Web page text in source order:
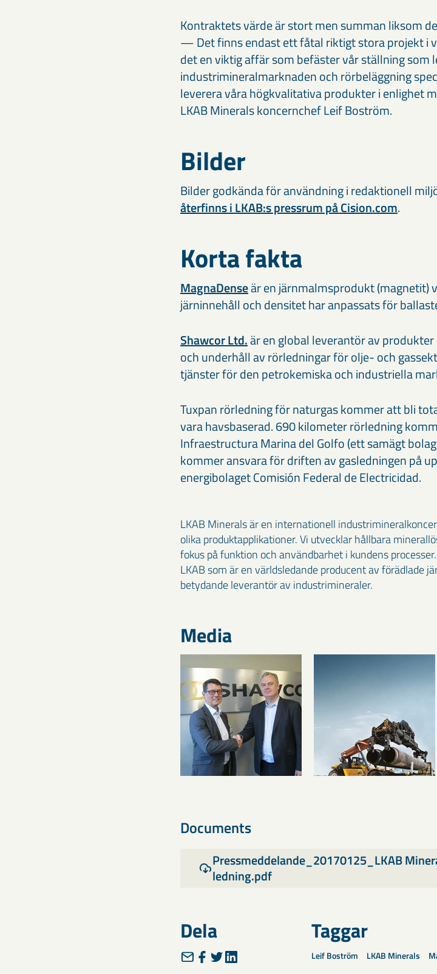
Kontraktets värde är stort men summan liksom
— Det finns endast ett fåtal riktigt stora projekt i
det en viktig affär som befäster vår ställning
industrimineralmarknaden och rörbeläggning
leverera våra högkvalitativa produkter i enlighet
LKAB Minerals koncernchef Leif Boström.
Bilder
Bilder godkända för användning i redaktionell
återfinns i LKAB:s pressrum på Cision.com.
Korta fakta
MagnaDenseär en järnmalmsprodukt (magnetit)
järninnehåll och densitet har anpassats för
Shawcor Ltd.är en global leverantör av
och underhåll av rörledningar för olje- och
tjänster för den petrokemiska och industriella
Tuxpan rörledning för naturgas kommer att bli
vara havsbaserad. 690 kilometer rörledning
Infraestructura Marina del Golfo (ett samägt
kommer ansvara för driften av gasledningen på
energibolaget Comisión Federal de Electricidad.
LKAB Minerals är en internationell
olika produktapplikationer. Vi utvecklar hållbara
fokus på funktion och användbarhet i kundens
LKAB som är en världsledande producent av förädlade
betydande leverantör av industrimineraler.
Media
Documents
Pressmeddelande_20170125_LKAB
ledning.pdf
Dela Taggar
Leif Boström LKAB Minerals